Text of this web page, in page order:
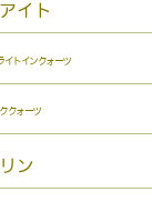
イト
イトインクォーツ
クォーツ
ン